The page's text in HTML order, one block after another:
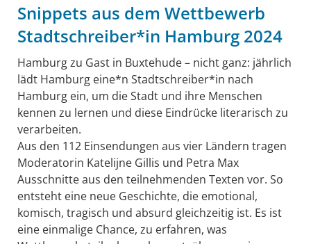
Snippets aus dem Wettbewerb
Stadtschreiber*in Hamburg 2024
Hamburg zu Gast in Buxtehude – nicht ganz: jährlich
lädt Hamburg eine*n Stadtschreiber*in nach
Hamburg ein, um die Stadt und ihre Menschen
kennen zu lernen und diese Eindrücke literarisch zu
verarbeiten.
Aus den 112 Einsendungen aus vier Ländern tragen
Moderatorin Katelijne Gillis und Petra Max
Ausschnitte aus den teilnehmenden Texten vor. So
entsteht eine neue Geschichte, die emotional,
komisch, tragisch und absurd gleichzeitig ist. Es ist
eine einmalige Chance, zu erfahren, was